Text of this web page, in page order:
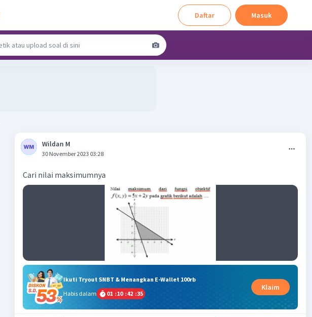
Daftar Masuk
Wildan M
30 November 2023 03:28
Cari nilai maksimumnya
Ikuti Tryout SNBT & Menangkan E-Wallet 100rb
Habis dalam
01 :10 :42 :35
Klaim